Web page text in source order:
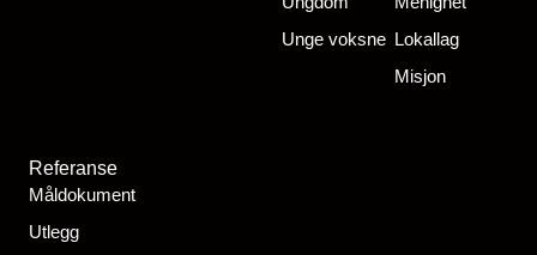
Unge voksne Lokallag
Misjon
Referanse
Måldokument
Utlegg